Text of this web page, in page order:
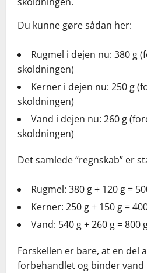
Du kunne gøre sådan her:
Rugmel i dejen nu: 380 g
skoldningen)
Kerner i dejen nu: 250 g
skoldningen)
Vand i dejen nu: 260 g
skoldningen)
Det samlede “regnskab” er
Rugmel: 380 g + 120 g =
Kerner: 250 g + 150 g =
Vand: 540 g + 260 g = 800
Forskellen er bare, at en del
forbehandlet og binder vand